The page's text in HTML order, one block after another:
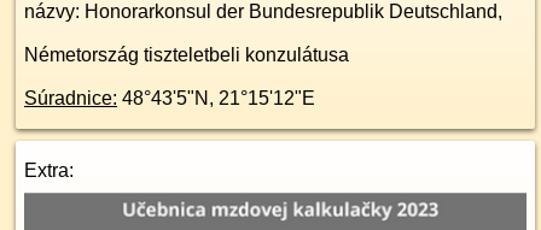
názvy: Honorarkonsul der Bundesrepublik Deutschland,
Németország tiszteletbeli konzulátusa
Súradnice: 48°43'5"N , 21°15'12"E
Extra: